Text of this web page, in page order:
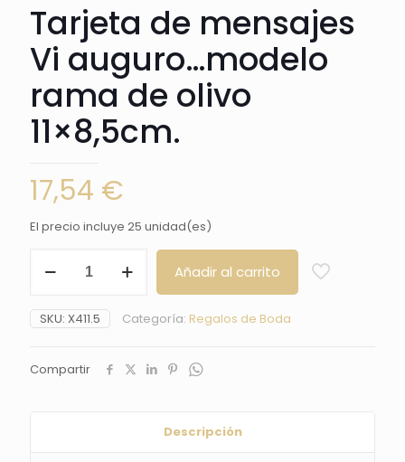
Tarjeta de mensajes
Vi auguro…modelo
rama de olivo
11×8,5cm.
17,54 €
El precio incluye 25 unidad(es)
Vi
auguro...modelo
olivo
Añadir al carrito
SKU: X411.5 Categoría: Regalos de Boda
Compartir
Descripción